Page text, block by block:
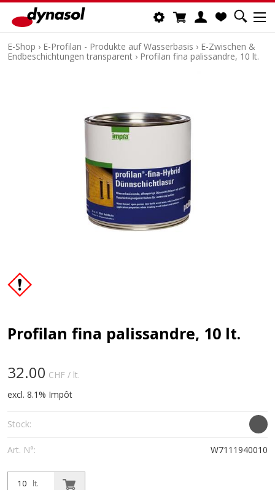
E-Shop › E-Profilan - Produkte auf Wasserbasis › E-Zwischen &
Endbeschichtungen transparent › Profilan fina palissandre, 10 lt.
Profilan fina palissandre, 10 lt.
32.00 CHF / lt.
excl. 8.1% Impôt
Stock:
Art. N°: W7111940010
lt.